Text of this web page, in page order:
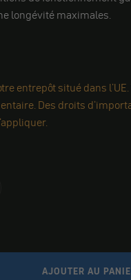
longévité maximales.
entrepôt situé dans
Des droits
AJOUTER AU